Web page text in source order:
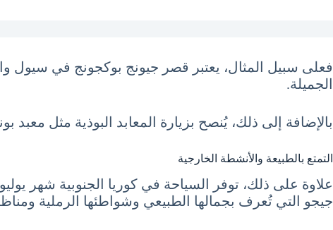
فعلى سبيل المثال، يعتبر قصر جيونج بوكجونج في سيول
الجميلة.
بالإضافة إلى ذلك، يُنصح بزيارة المعابد البوذية مثل معبد
التمتع بالطبيعة والأنشطة الخارجية
جيجو التي تُعرف بجمالها الطبيعي وشواطئها الرملية